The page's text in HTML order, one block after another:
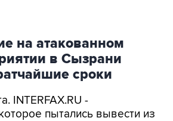
на атакованном
в Сызрани
сроки
INTERFAX.RU -
пытались вывести из